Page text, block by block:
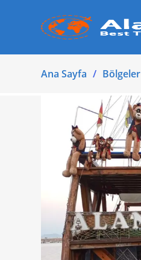
Ana Sayfa Bölgeler